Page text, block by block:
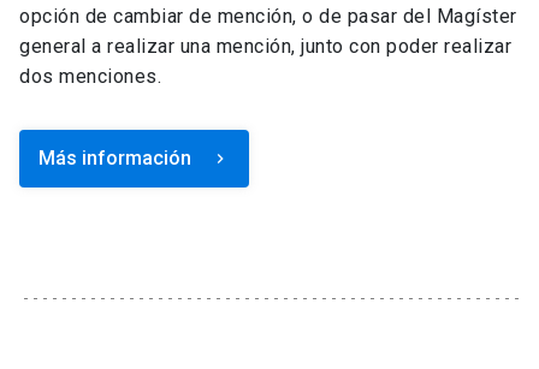
opción de cambiar de mención, o de pasar del Magíster
general a realizar una mención, junto con poder realizar
dos menciones.
Más información keyboard_arrow_right